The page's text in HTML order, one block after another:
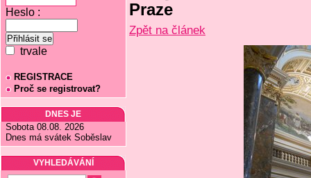
Heslo :
trvale
REGISTRACE
Proč se registrovat?
DNES JE
Sobota 08.08. 2026
Dnes má svátek Soběslav
VYHLEDÁVÁNÍ
Praze
Zpět na článek